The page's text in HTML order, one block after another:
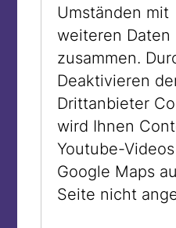
Umständen mit
weiteren Daten
zusammen.
Deaktivieren
Drittanbieter
wird Ihnen
Youtube-
Google Maps
Seite nicht